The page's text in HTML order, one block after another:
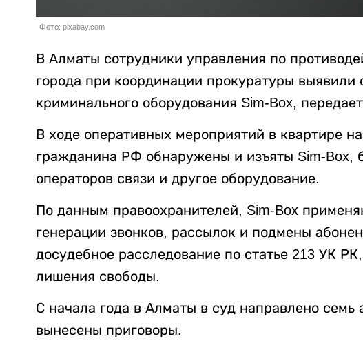
Фото: pixabay.com
В Алматы сотрудники управления по
города при координации прокуратуры выявили
криминального оборудования Sim-Box, передает
В ходе оперативных мероприятий в квартире
гражданина РФ обнаружены и изъяты Sim-Box,
операторов связи и другое оборудование.
По данным правоохранителей, Sim-Box
генерации звонков, рассылок и подмены
досудебное расследование по статье 213 УК
лишения свободы.
С начала года в Алматы в суд направлено
вынесены приговоры.